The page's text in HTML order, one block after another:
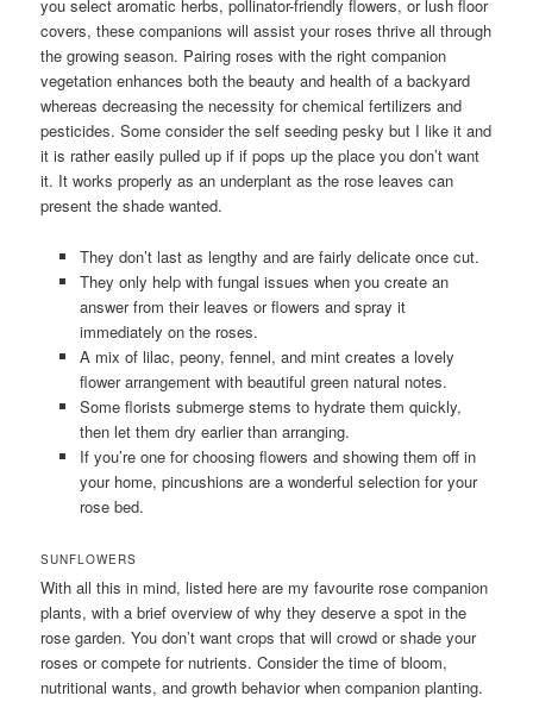
you select aromatic herbs, pollinator-friendly flowers, or lush floor
covers, these companions will assist your roses thrive all through
the growing season. Pairing roses with the right companion
vegetation enhances both the beauty and health of a backyard
whereas decreasing the necessity for chemical fertilizers and
pesticides. Some consider the self seeding pesky but I like it and
it is rather easily pulled up if if pops up the place you don’t want
it. It works properly as an underplant as the rose leaves can
present the shade wanted.
They don’t last as lengthy and are fairly delicate once cut.
They only help with fungal issues when you create an
answer from their leaves or flowers and spray it
immediately on the roses.
A mix of lilac, peony, fennel, and mint creates a lovely
flower arrangement with beautiful green natural notes.
Some florists submerge stems to hydrate them quickly,
then let them dry earlier than arranging.
If you’re one for choosing flowers and showing them off in
your home, pincushions are a wonderful selection for your
rose bed.
SUNFLOWERS
With all this in mind, listed here are my favourite rose companion
plants, with a brief overview of why they deserve a spot in the
rose garden. You don’t want crops that will crowd or shade your
roses or compete for nutrients. Consider the time of bloom,
nutritional wants, and growth behavior when companion planting.